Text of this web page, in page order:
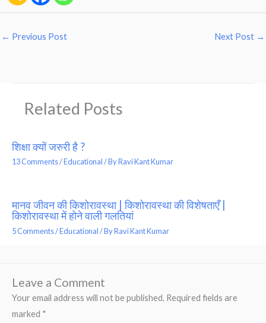
← Previous Post Next Post →
Related Posts
शिक्षा क्यों जरुरी है ?
13 Comments/Educational/ ByRavi Kant Kumar
मानव जीवन की किशोरावस्था | किशोरावस्था की विशेषताएँ |
किशोरावस्था में होने वाली गलतियां
5 Comments/Educational/ ByRavi Kant Kumar
Leave a Comment
Your email address will not be published. Required fields are
marked *